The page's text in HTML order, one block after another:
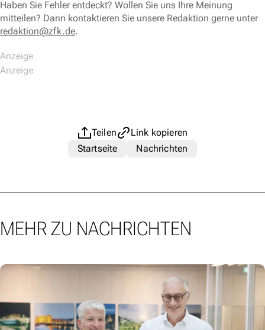
Haben Sie Fehler entdeckt? Wollen Sie uns Ihre Meinung
mitteilen? Dann kontaktieren Sie unsere Redaktion gerne unter
redaktion@zfk.de.
Teilen
Link kopieren
Startseite
Nachrichten
MEHR ZU NACHRICHTEN